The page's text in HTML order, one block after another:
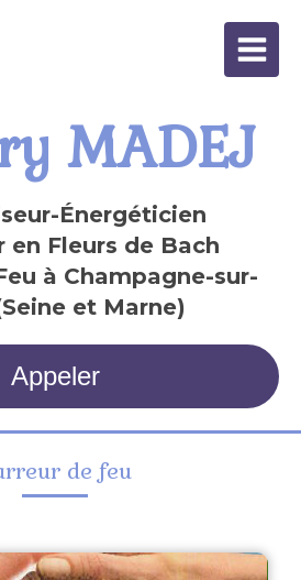
MADEJ
Énergéticien
en Fleurs de Bach
à Champagne-sur-
et Marne)
Appeler
de feu